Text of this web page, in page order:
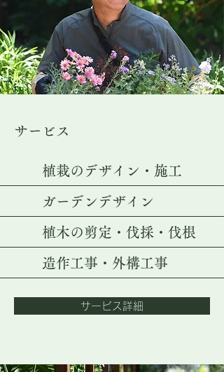
サービス
​植栽のデザイン・施工
ガーデンデザイン
​植木の剪定・伐採・伐根
​造作工事・外構工事
サービス詳細